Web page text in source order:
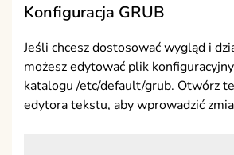
Konfiguracja GRUB
Jeśli chcesz dostosować wygląd i
możesz edytować plik
katalogu /etc/default/grub. Otwórz
edytora tekstu, aby wprowadzić